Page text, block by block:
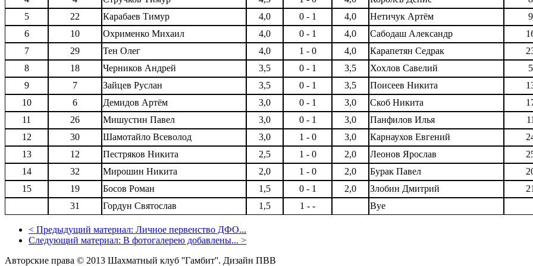
5
22 Карабаев Тимур 4,0 0 - 1 4,0 Нетичук Артём
9
6
10 Охрименко Михаил 4,0 0 - 1 4,0 Сабодаш Александр
7
29 Тен Олег 4,0 1 - 0 4,0 Карапетян Седрак
8
18 Черников Андрей 3,5 0 - 1 3,5 Хохлов Савелий
5
9
7 Зайцев Руслан 3,5 0 - 1 3,5 Поисеев Никита
10
6 Демидов Артём 3,0 0 - 1 3,0 Скоб Никита
11
26 Мишустин Павел 3,0 0 - 1 3,0 Панфилов Илья
11
12
30 Шамотайло Всеволод 3,0 1 - 0 3,0 Карнаухов Евгений
13
12 Пестряков Никита 2,5 1 - 0 2,0 Леонов Ярослав
14
32 Мирошин Никита 2,0 1 - 0 2,0 Бурак Павел
15
19 Босов Роман 1,5 0 - 1 2,0 Злобин Дмитрий
21
31
Гордун Святослав 1,5 1 - - Bye
< Предыдущий материал: Личное первенство ДФО...
Следующий материал: В фотогалерею добавлены... >
Авторские права © 2013 Шахматный клуб ''Гамбит''. Дизайн ПВВ